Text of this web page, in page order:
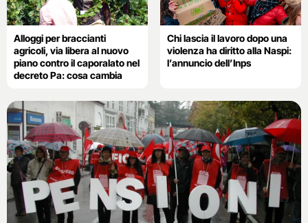
Alloggi per braccianti
agricoli, via libera al nuovo
piano contro il caporalato nel
decreto Pa: cosa cambia
Chi lascia il lavoro dopo una
violenza ha diritto alla Naspi:
l’annuncio dell’Inps